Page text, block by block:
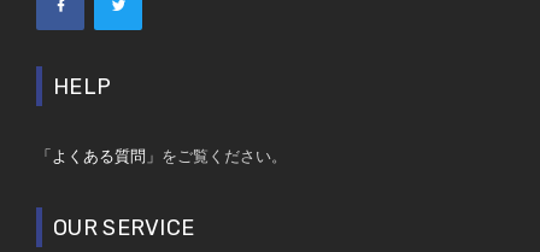
HELP
「よくある質問」 をご覧ください。
OUR SERVICE